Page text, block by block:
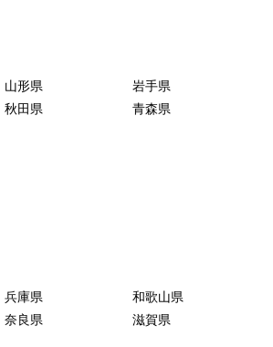
山形県
岩手県
秋田県 青森県
兵庫県
和歌山県
奈良県 滋賀県